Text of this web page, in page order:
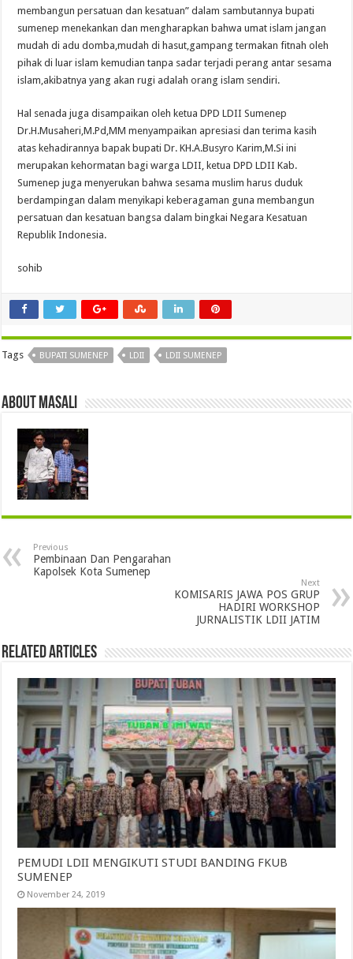
membangun persatuan dan kesatuan” dalam sambutannya bupati
sumenep menekankan dan mengharapkan bahwa umat islam jangan
mudah di adu domba,mudah di hasut,gampang termakan fitnah oleh
pihak di luar islam kemudian tanpa sadar terjadi perang antar sesama
islam,akibatnya yang akan rugi adalah orang islam sendiri.
Hal senada juga disampaikan oleh ketua DPD LDII Sumenep
Dr.H.Musaheri,M.Pd,MM menyampaikan apresiasi dan terima kasih
atas kehadirannya bapak bupati Dr. KH.A.Busyro Karim,M.Si ini
merupakan kehormatan bagi warga LDII, ketua DPD LDII Kab.
Sumenep juga menyerukan bahwa sesama muslim harus duduk
berdampingan dalam menyikapi keberagaman guna membangun
persatuan dan kesatuan bangsa dalam bingkai Negara Kesatuan
Republik Indonesia.
sohib
Tags BUPATI SUMENEP LDII LDII SUMENEP
About masali
Previous
Pembinaan Dan Pengarahan
Kapolsek Kota Sumenep
Next
KOMISARIS JAWA POS GRUP
HADIRI WORKSHOP
JURNALISTIK LDII JATIM
Related Articles
PEMUDI LDII MENGIKUTI STUDI BANDING FKUB
SUMENEP
November 24, 2019